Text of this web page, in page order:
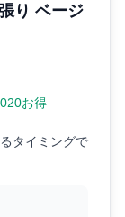
り ベージ
お得
タイミングで